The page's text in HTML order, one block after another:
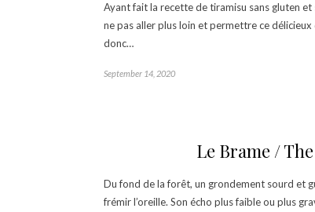
Ayant fait la recette de tiramisu sans gluten
ne pas aller plus loin et permettre ce
donc…
September 14, 2020
Le Brame /
Du fond de la forêt, un grondement sourd et
frémir l’oreille. Son écho plus faible ou plus